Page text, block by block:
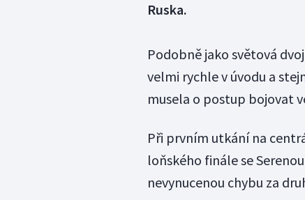
Ruska.
Podobně jako světová
velmi rychle v úvodu a
musela o postup bojovat
Při prvním utkání na
loňského finále se
nevynucenou chybu za